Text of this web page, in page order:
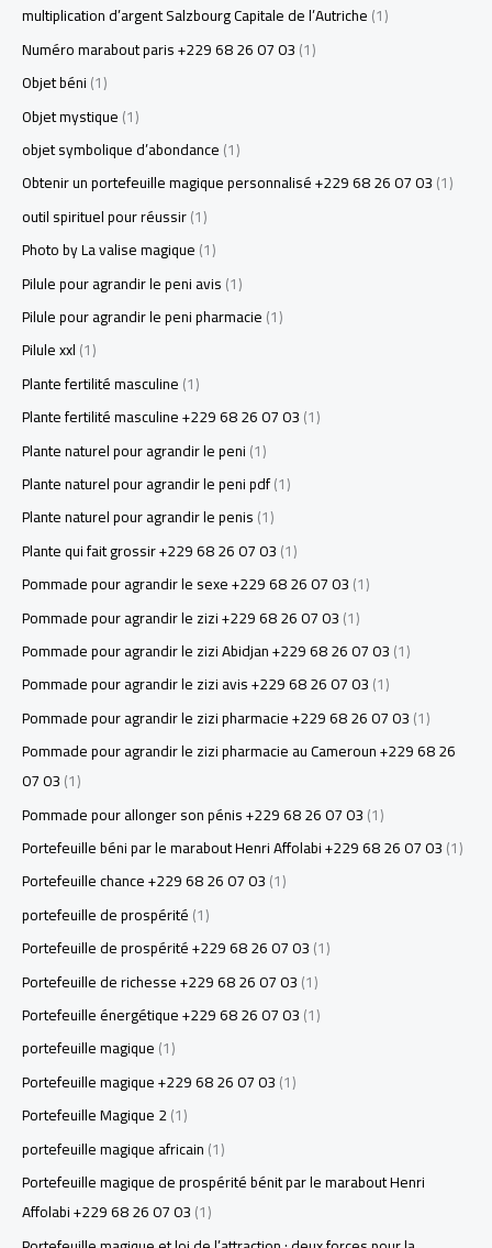
multiplication d’argent Salzbourg Capitale de l’Autriche(1)
Numéro marabout paris +229 68 26 07 03(1)
Objet béni(1)
Objet mystique(1)
objet symbolique d’abondance(1)
Obtenir un portefeuille magique personnalisé +229 68 26 07 03(1)
outil spirituel pour réussir(1)
Photo by La valise magique(1)
Pilule pour agrandir le peni avis(1)
Pilule pour agrandir le peni pharmacie(1)
Pilule xxl(1)
Plante fertilité masculine(1)
Plante fertilité masculine +229 68 26 07 03(1)
Plante naturel pour agrandir le peni(1)
Plante naturel pour agrandir le peni pdf(1)
Plante naturel pour agrandir le penis(1)
Plante qui fait grossir +229 68 26 07 03(1)
Pommade pour agrandir le sexe +229 68 26 07 03(1)
Pommade pour agrandir le zizi +229 68 26 07 03(1)
Pommade pour agrandir le zizi Abidjan +229 68 26 07 03(1)
Pommade pour agrandir le zizi avis +229 68 26 07 03(1)
Pommade pour agrandir le zizi pharmacie +229 68 26 07 03(1)
Pommade pour agrandir le zizi pharmacie au Cameroun +229 68 26
07 03(1)
Pommade pour allonger son pénis +229 68 26 07 03(1)
Portefeuille béni par le marabout Henri Affolabi +229 68 26 07 03(1)
Portefeuille chance +229 68 26 07 03(1)
portefeuille de prospérité(1)
Portefeuille de prospérité +229 68 26 07 03(1)
Portefeuille de richesse +229 68 26 07 03(1)
Portefeuille énergétique +229 68 26 07 03(1)
portefeuille magique(1)
Portefeuille magique +229 68 26 07 03(1)
Portefeuille Magique 2(1)
portefeuille magique africain(1)
Portefeuille magique de prospérité bénit par le marabout Henri
Affolabi +229 68 26 07 03(1)